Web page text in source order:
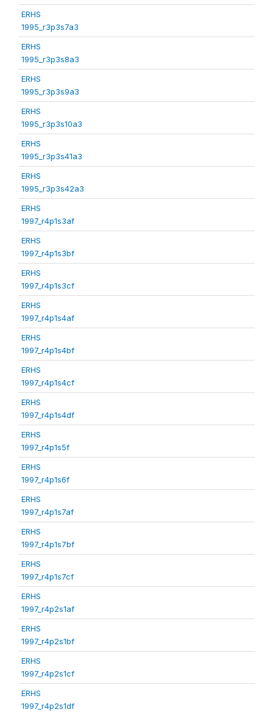
ERHS
1995_r3p3s7a3
ERHS
1995_r3p3s8a3
ERHS
1995_r3p3s9a3
ERHS
1995_r3p3s10a3
ERHS
1995_r3p3s41a3
ERHS
1995_r3p3s42a3
ERHS
1997_r4p1s3af
ERHS
1997_r4p1s3bf
ERHS
1997_r4p1s3cf
ERHS
1997_r4p1s4af
ERHS
1997_r4p1s4bf
ERHS
1997_r4p1s4cf
ERHS
1997_r4p1s4df
ERHS
1997_r4p1s5f
ERHS
1997_r4p1s6f
ERHS
1997_r4p1s7af
ERHS
1997_r4p1s7bf
ERHS
1997_r4p1s7cf
ERHS
1997_r4p2s1af
ERHS
1997_r4p2s1bf
ERHS
1997_r4p2s1cf
ERHS
1997_r4p2s1df